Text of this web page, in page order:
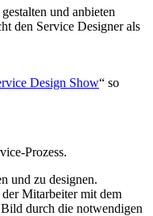
und anbieten
den Service Designer als
Design Show“ so
Prozess.
und zu designen.
Mitarbeiter mit dem
durch die notwendigen